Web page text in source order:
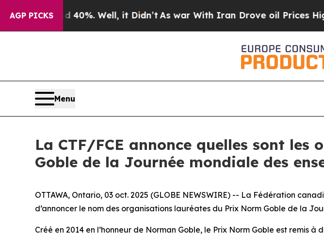
AGP PICKS
40%. Well, it Didn’tAs war With Iran Drove oil Prices Higher,
Menu
La CTF/FCE annonce quelles sont
Goble de la Journée mondiale des
OTTAWA, Ontario, 03 oct. 2025 (GLOBE NEWSWIRE) -- La Fédération
d’annoncer le nom des organisations lauréates du Prix Norm Goble de la
Créé en 2014 en l’honneur de Norman Goble, le Prix Norm Goble est remis